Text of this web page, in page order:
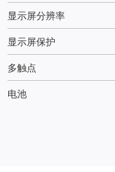
显示屏分辨率
显示屏保护
多触点
电池